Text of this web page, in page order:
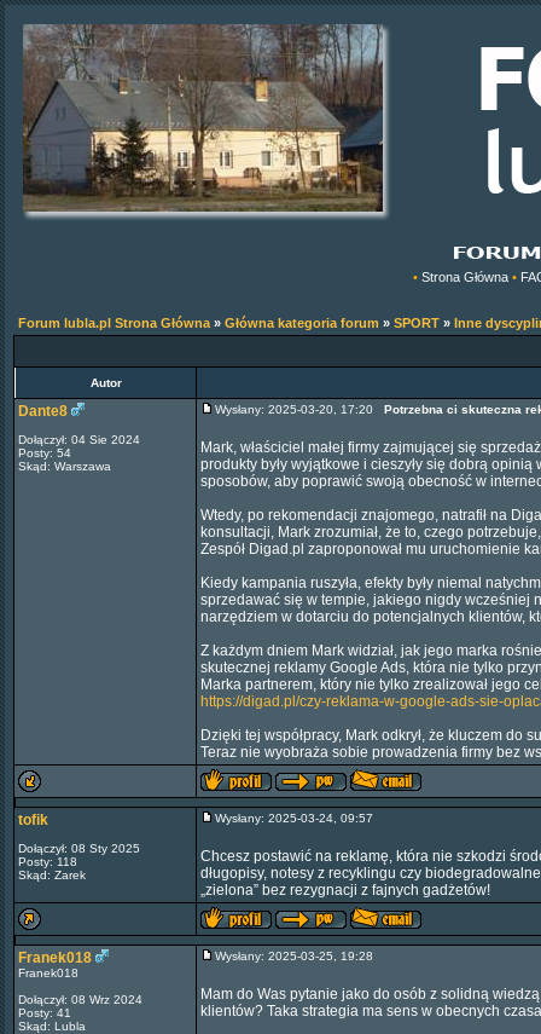
• Strona Główna •
Forum lubla.pl Strona Główna » Główna kategoria forum » SPORT » Inne
Autor
Dante8
Dołączył: 04 Sie 2024
Posty: 54
Skąd: Warszawa
Wysłany: 2025-03-20, 17:20 Potrzebna ci skuteczna
Mark, właściciel małej firmy zajmującej się
produkty były wyjątkowe i cieszyły się dobrą
sposobów, aby poprawić swoją obecność w
Wtedy, po rekomendacji znajomego, natrafił na
konsultacji, Mark zrozumiał, że to, czego
Zespół Digad.pl zaproponował mu uruchomienie
Kiedy kampania ruszyła, efekty były niemal
sprzedawać się w tempie, jakiego nigdy wcześniej
narzędziem w dotarciu do potencjalnych klientów,
Z każdym dniem Mark widział, jak jego marka
skutecznej reklamy Google Ads, która nie tylko
Marka partnerem, który nie tylko zrealizował jego
https://digad.pl/czy-reklama-w-google-ads-sie-
Dzięki tej współpracy, Mark odkrył, że kluczem
Teraz nie wyobraża sobie prowadzenia firmy bez
tofik
Dołączył: 08 Sty 2025
Posty: 118
Skąd: Zarek
Wysłany: 2025-03-24, 09:57
Chcesz postawić na reklamę, która nie szkodzi
długopisy, notesy z recyklingu czy
„zielona” bez rezygnacji z fajnych gadżetów!
Franek018
Franek018
Dołączył: 08 Wrz 2024
Posty: 41
Skąd: Lubla
Wysłany: 2025-03-25, 19:28
Mam do Was pytanie jako do osób z solidną
klientów? Taka strategia ma sens w obecnych